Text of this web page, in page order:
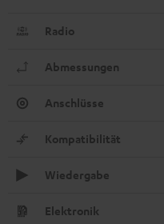
Radio
Abmessungen
Anschlüsse
Kompatibilität
Wiedergabe
Elektronik